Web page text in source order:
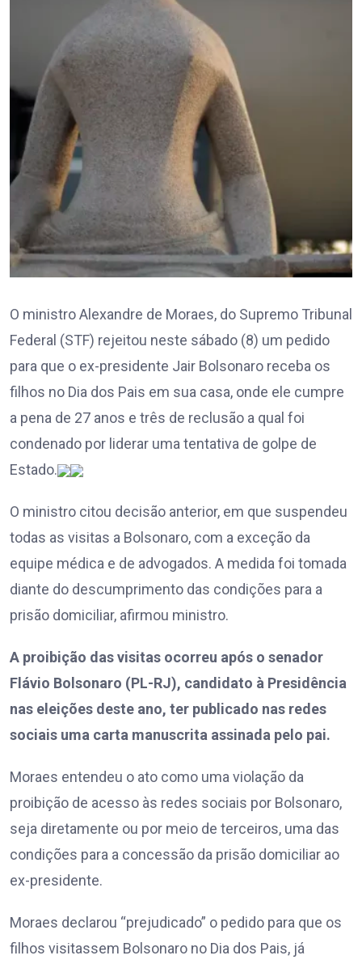
O ministro Alexandre de Moraes, do Supremo Tribunal
Federal (STF) rejeitou neste sábado (8) um pedido
para que o ex-presidente Jair Bolsonaro receba os
filhos no Dia dos Pais em sua casa, onde ele cumpre
a pena de 27 anos e três de reclusão a qual foi
condenado por liderar uma tentativa de golpe de
Estado.
O ministro citou decisão anterior, em que suspendeu
todas as visitas a Bolsonaro, com a exceção da
equipe médica e de advogados. A medida foi tomada
diante do descumprimento das condições para a
prisão domiciliar, afirmou ministro.
A proibição das visitas ocorreu após o senador
Flávio Bolsonaro (PL-RJ), candidato à Presidência
nas eleições deste ano, ter publicado nas redes
sociais uma carta manuscrita assinada pelo pai.
Moraes entendeu o ato como uma violação da
proibição de acesso às redes sociais por Bolsonaro,
seja diretamente ou por meio de terceiros, uma das
condições para a concessão da prisão domiciliar ao
ex-presidente.
Moraes declarou “prejudicado” o pedido para que os
filhos visitassem Bolsonaro no Dia dos Pais, já